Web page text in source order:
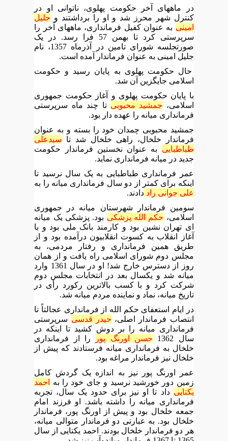
در ماههای آخر حکومت پهلوی، ناتوانی او در
کنترل شهر محرز شد و او را برداشتند و جلیل
امینی به عنوان کفیل فرمانداری، ماههای آخر را
سرپرستی کرد تا بهمن 57 فرا رسد. در یک
صورتجلسه شورای تامین در آذرماه 1357، نام
جلیل امینی به عنوان فرماندار آمده است.
حال حکومت پهلوی به پایان رسید و حکومت
اسلامی جایگزین آن شد.
با پایان حکومت پهلوی و آغاز حکومت جمهوری
اسلامی، جمشید محبوبی تا چند ماه سرپرستی
فرمانداری میانه را عهده دار بود.
جمشید محبوبی چمدان خود را بسته و به عنوان
فرماندار خلخال، راهی خلخال شد تا سیدعلی
طباطبایی به عنوان نخستین فرماندار حکومت
جدید در میانه فرمانداری نماید.
عمر فرمانداری طباطبایی به یک سال نرسید تا
اینکه برای کمتر از دو سال فرمانداری میانه را به
علی جوانی راددادند.
سومین فرماندار شهرستان میانه در جمهوری
اسلامی، حکم الله پزشکی بود. پزشکی یک میانه
ای تهران نشین بود و کارمند بانک ملی بود و با
آغاز انقلاب به کسوت انقلابیون درآمده بود و از
طریق همین فرمانداری و رفتار مردمی، به
مجلس دوم شورای اسلامی راه یافت و از همان
روز از دسترس خارج شد! او در سال 1361 وارد
میانه شد و یکسال بعد در انتخابات مجلس دوم
شرکت کرد و با کسب بالاترین رکورد رأی در
تاریخ میانه، نماد و نماینده مردم میانه شد.
در ایام استعفای حکم الله از فرمانداری عجالتاً تا
انتصاب فرماندار اصلی، حیدر قدسی سرپرستی
فرمانداری میانه را بر دوش کشید تا اینکه در
سال 1362
حسن اورنگ پور
را از فرمانداری
خلخال به فرمانداری میانه فرستادند که پیش از
خلخال نیز فرماندار مراغه بود.
عمر اورنگ پور نیز به اندازه یک گردش کامل
زمین دور خورشید نرسید و جای خود را به
احمد
یکتایی داد تا او نیز برای حدود یک سال، تجربه
فرمانداری میانه را داشته باشد. او فرزند امام
جمعه خلخال بود و پیش از اورنگ پور، فرماندار
خلخال بود. به عبارتی دو فرماندار متوالی میانه،
هر دو فرماندار خلخال بودند. احمد یکتایی از سال